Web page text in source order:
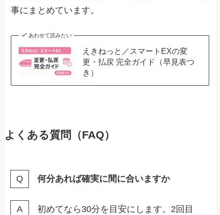
事にまとめています。
あわせて読みたい
えきねっと／スマートEXの変
更・払戻 完全ガイド（早見表つ
き）
よくある質問（FAQ）
何分あれば確実に間に合いますか
初めてなら30分を目安にします。2回目